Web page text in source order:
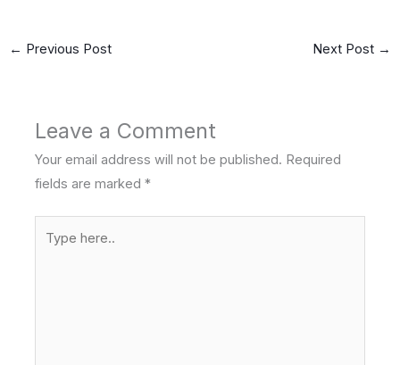
← Previous Post Next Post →
Leave a Comment
Your email address will not be published. Required
fields are marked*
here..